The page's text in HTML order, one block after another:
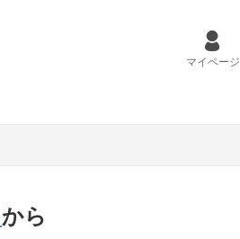
マイページ
から